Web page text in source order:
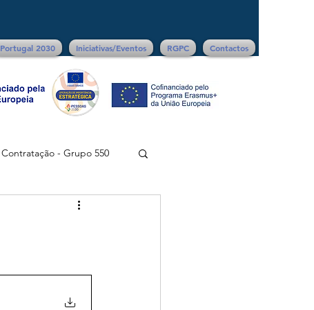
Portugal 2030 Iniciativas/Eventos RGPC Contactos
Contratação - Grupo 550